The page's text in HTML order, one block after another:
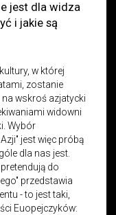
jest dla widza
i jakie są
w której
zostanie
wskroś azjatycki
widowni
Wybór
jest więc próbą
dla nas jest.
do
przedstawia
- to jest taki,
Euopejczyków: